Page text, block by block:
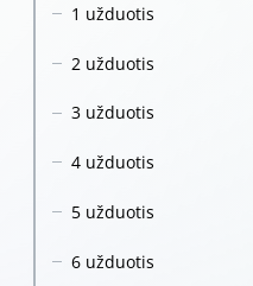
1 užduotis
2 užduotis
3 užduotis
4 užduotis
5 užduotis
6 užduotis